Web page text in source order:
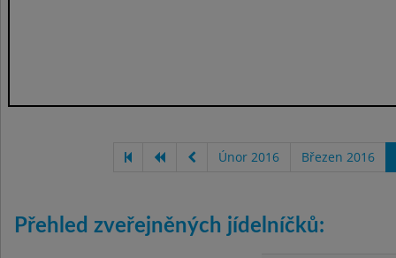
Únor 2016 Březen 2016
Přehled zveřejněných jídelníčků: